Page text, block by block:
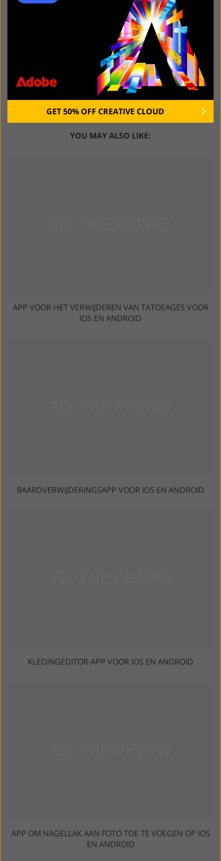
Lees het laatste nieuws van Lourens Wilmerink
Photo Retouching Services >Retouching Blog > Dutch Blog>
Hoofd kleiner maken op foto's: app voor iPhone en Android
YOU MAY ALSO LIKE:
APP VOOR HET VERWIJDEREN VAN TATOEAGES VOOR
IOS EN ANDROID
BAARDVERWIJDERINGSAPP VOOR IOS EN ANDROID
KLEDINGEDITOR-APP VOOR IOS EN ANDROID
APP OM NAGELLAK AAN FOTO TOE TE VOEGEN OP IOS
EN ANDROID
GET 50% OFF CREATIVE CLOUD